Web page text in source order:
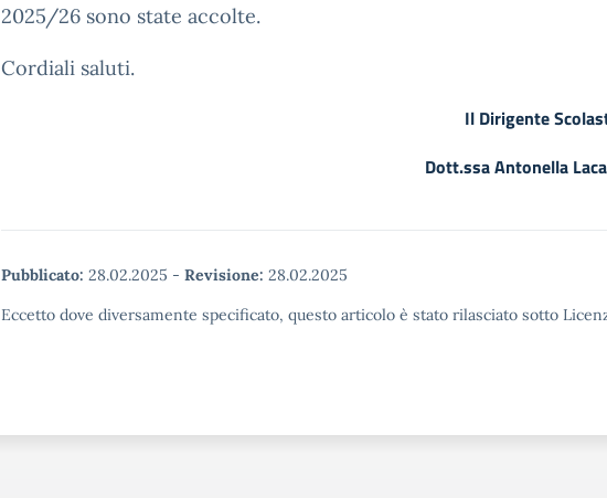
2025/26 sono state accolte.
Cordiali saluti.
Il Dirigente
Dott.ssa Antonella
Pubblicato: 28.02.2025 - Revisione: 28.02.2025
Eccetto dove diversamente specificato, questo articolo è stato rilasciato sotto